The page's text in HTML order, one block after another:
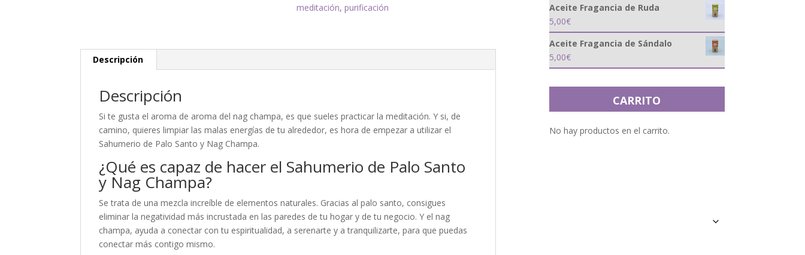
meditación,purificación
Descripción
Descripción
Si te gusta el aroma de aroma del nag champa, es que sueles practicar la meditación. Y si, de
camino, quieres limpiar las malas energías de tu alrededor, es hora de empezar a utilizar el
Sahumerio de Palo Santo y Nag Champa.
¿Qué es capaz de hacer el Sahumerio de Palo Santo
y Nag Champa?
Se trata de una mezcla increíble de elementos naturales. Gracias al palo santo, consigues
eliminar la negatividad más incrustada en las paredes de tu hogar y de tu negocio. Y el nag
champa, ayuda a conectar con tu espiritualidad, a serenarte y a tranquilizarte, para que puedas
conectar más contigo mismo.
Aceite Fragancia de Ruda
5,00€
Aceite Fragancia de Sándalo
5,00€
CARRITO
No hay productos en el carrito.